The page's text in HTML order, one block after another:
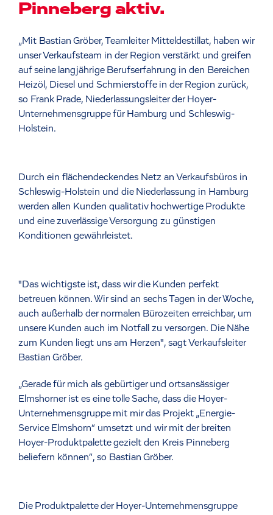
Pinneberg aktiv.
„Mit Bastian Gröber, Teamleiter Mitteldestillat, haben wir
unser Verkaufsteam in der Region verstärkt und greifen
auf seine langjährige Berufserfahrung in den Bereichen
Heizöl, Diesel und Schmierstoffe in der Region zurück,
so Frank Prade, Niederlassungsleiter der Hoyer-
Unternehmensgruppe für Hamburg und Schleswig-
Holstein.
Durch ein flächendeckendes Netz an Verkaufsbüros in
Schleswig-Holstein und die Niederlassung in Hamburg
werden allen Kunden qualitativ hochwertige Produkte
und eine zuverlässige Versorgung zu günstigen
Konditionen gewährleistet.
"Das wichtigste ist, dass wir die Kunden perfekt
betreuen können. Wir sind an sechs Tagen in der Woche,
auch außerhalb der normalen Bürozeiten erreichbar, um
unsere Kunden auch im Notfall zu versorgen. Die Nähe
zum Kunden liegt uns am Herzen", sagt Verkaufsleiter
Bastian Gröber.
„Gerade für mich als gebürtiger und ortsansässiger
Elmshorner ist es eine tolle Sache, dass die Hoyer-
Unternehmensgruppe mit mir das Projekt „Energie-
Service Elmshorn“ umsetzt und wir mit der breiten
Hoyer-Produktpalette gezielt den Kreis Pinneberg
beliefern können“, so Bastian Gröber.
Die Produktpalette der Hoyer-Unternehmensgruppe